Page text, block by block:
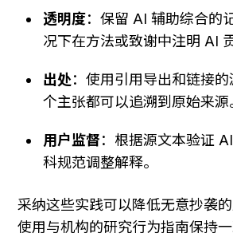
透明度：保留 AI 辅助综合的
况下在方法或致谢中注明 AI
出处：使用引用导出和链接
个主张都可以追溯到原始来源
用户监督：根据源文本验证
科规范调整解释。
采纳这些实践可以降低无意抄袭
使用与机构的研究行为指南保持一